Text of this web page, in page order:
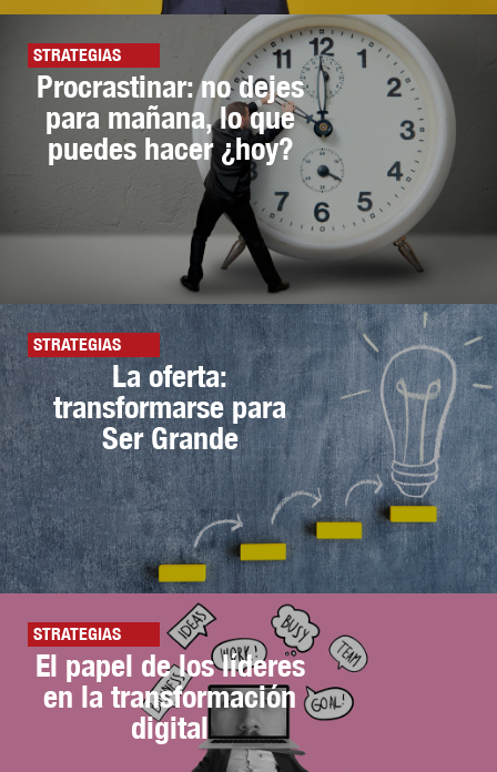
STRATEGIAS
Procrastinar: no dejes
para mañana, lo que
puedes hacer ¿hoy?
STRATEGIAS
La oferta:
transformarse para
Ser Grande
STRATEGIAS
El papel de los líderes
en la transformación
digital